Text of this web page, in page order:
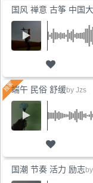
国风 禅意 古筝 中国
端午 民俗 舒缓by Jzs
国潮 节奏 活力 励志by